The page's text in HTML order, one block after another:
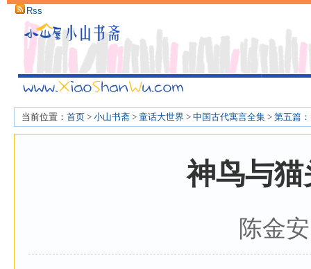
Rss
当前位置： 首页 > 小山书斋 > 童话大世界 > 中国古代寓言全集 > 第五篇
神鸟与猫
陈金安